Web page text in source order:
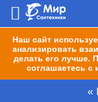
Наш сайт
анализировать
делать его лучше.
соглашаетесь с